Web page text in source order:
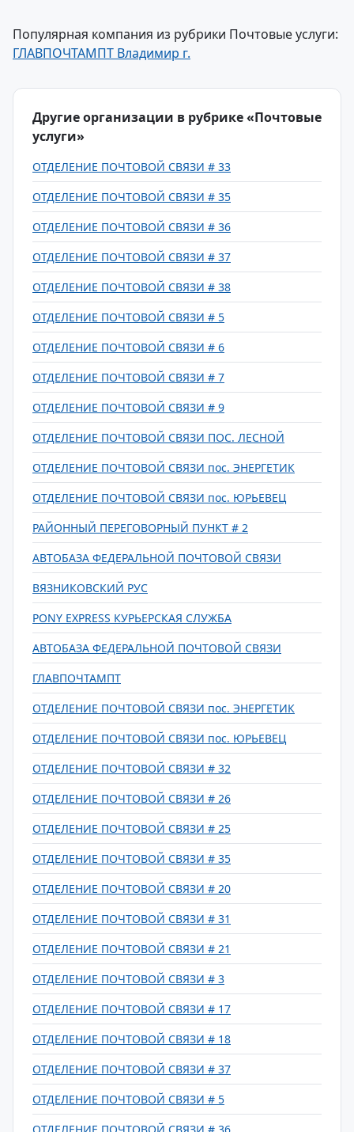
Популярная компания из рубрики Почтовые услуги:
ГЛАВПОЧТАМПТ Владимир г.
Другие организации в рубрике «Почтовые
услуги»
ОТДЕЛЕНИЕ ПОЧТОВОЙ СВЯЗИ # 33
ОТДЕЛЕНИЕ ПОЧТОВОЙ СВЯЗИ # 35
ОТДЕЛЕНИЕ ПОЧТОВОЙ СВЯЗИ # 36
ОТДЕЛЕНИЕ ПОЧТОВОЙ СВЯЗИ # 37
ОТДЕЛЕНИЕ ПОЧТОВОЙ СВЯЗИ # 38
ОТДЕЛЕНИЕ ПОЧТОВОЙ СВЯЗИ # 5
ОТДЕЛЕНИЕ ПОЧТОВОЙ СВЯЗИ # 6
ОТДЕЛЕНИЕ ПОЧТОВОЙ СВЯЗИ # 7
ОТДЕЛЕНИЕ ПОЧТОВОЙ СВЯЗИ # 9
ОТДЕЛЕНИЕ ПОЧТОВОЙ СВЯЗИ ПОС. ЛЕСНОЙ
ОТДЕЛЕНИЕ ПОЧТОВОЙ СВЯЗИ пос. ЭНЕРГЕТИК
ОТДЕЛЕНИЕ ПОЧТОВОЙ СВЯЗИ пос. ЮРЬЕВЕЦ
РАЙОННЫЙ ПЕРЕГОВОРНЫЙ ПУНКТ # 2
АВТОБАЗА ФЕДЕРАЛЬНОЙ ПОЧТОВОЙ СВЯЗИ
ВЯЗНИКОВСКИЙ РУС
PONY EXPRESS КУРЬЕРСКАЯ СЛУЖБА
АВТОБАЗА ФЕДЕРАЛЬНОЙ ПОЧТОВОЙ СВЯЗИ
ГЛАВПОЧТАМПТ
ОТДЕЛЕНИЕ ПОЧТОВОЙ СВЯЗИ пос. ЭНЕРГЕТИК
ОТДЕЛЕНИЕ ПОЧТОВОЙ СВЯЗИ пос. ЮРЬЕВЕЦ
ОТДЕЛЕНИЕ ПОЧТОВОЙ СВЯЗИ # 32
ОТДЕЛЕНИЕ ПОЧТОВОЙ СВЯЗИ # 26
ОТДЕЛЕНИЕ ПОЧТОВОЙ СВЯЗИ # 25
ОТДЕЛЕНИЕ ПОЧТОВОЙ СВЯЗИ # 35
ОТДЕЛЕНИЕ ПОЧТОВОЙ СВЯЗИ # 20
ОТДЕЛЕНИЕ ПОЧТОВОЙ СВЯЗИ # 31
ОТДЕЛЕНИЕ ПОЧТОВОЙ СВЯЗИ # 21
ОТДЕЛЕНИЕ ПОЧТОВОЙ СВЯЗИ # 3
ОТДЕЛЕНИЕ ПОЧТОВОЙ СВЯЗИ # 17
ОТДЕЛЕНИЕ ПОЧТОВОЙ СВЯЗИ # 18
ОТДЕЛЕНИЕ ПОЧТОВОЙ СВЯЗИ # 37
ОТДЕЛЕНИЕ ПОЧТОВОЙ СВЯЗИ # 5